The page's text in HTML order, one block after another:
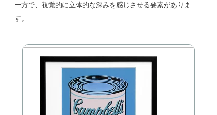
一方で、視覚的に立体的な深みを感じさせる要素がありま
す。